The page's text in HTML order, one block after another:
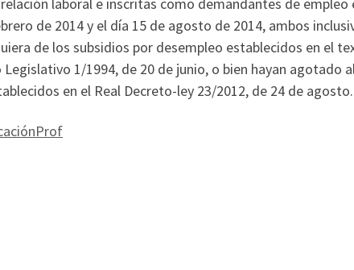
laboral e inscritas como demandantes de empleo
de 2014 y el día 15 de agosto de 2014, ambos
de los subsidios por desempleo establecidos en el
1/1994, de 20 de junio, o bien hayan agotado
en el Real Decreto-ley 23/2012, de 24 de agosto.